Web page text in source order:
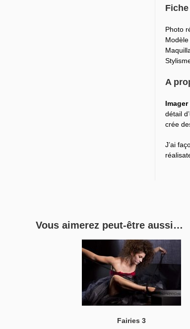
Photo
Modèle
A
détail
crée
J’ai
Vous aimerez peut-être aussi…
Fairies 3